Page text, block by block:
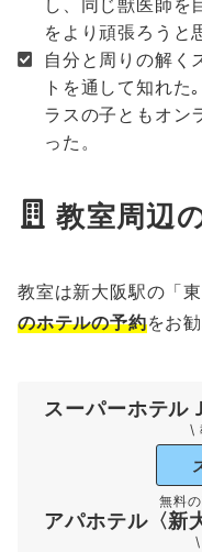
し、同じ獣医師を
をより頑張ろうと
自分と周りの解く
トを通して知れた
ラスの子ともオン
った。
教室周辺
教室は新大阪駅の「
のホテルの予約をお
スーパーホテル
\
無料
アパホテル〈新
\